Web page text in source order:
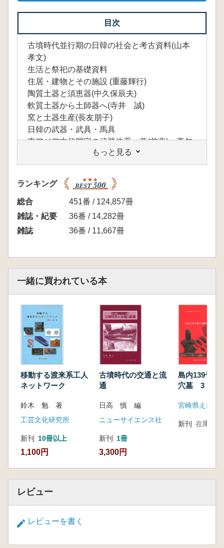
目次
古墳時代並行期の日韓の社会と考古資料(山本
孝文)
生活と祭祀の基礎資料
住居・建物とその施設 (重藤輝行)
陶質土器と須恵器(中久保辰夫)
軟質土器から土師器へ(寺井 誠)
窯と土器生産(長友朋子)
日韓の武器・武具・馬具
東アジア古代国家の武器体系―燕(前燕)・高句
麗・百済・新羅・加耶・倭の武器体系―(禹炳
喆)
装飾付環頭大刀(金宇大)
甲冑(橋本達也)
馬具と馬(諫早直人)
支配者の象徴的器物と身体装飾
鏡(辻田淳一郎)
古墳と葬送祭祀
横穴式石室の導入(山本孝文)
葬送儀礼―飲食物供献儀礼を中心に―(松永悦
枝)
韓半島の中の倭系文物
倭系古墳(高田貫太)
円筒埴輪と形象埴輪(廣瀬 覚)
韓半島南部の土師器系土器(趙晟元)
縄文時代後期の四角く並べられた焼人骨―新潟
県阿賀野市土橋遺跡―(古澤妥史・村上章久・
リレー連載・考古学の旬 第25回
常陸古墳文化研究の最前線(佐々木憲一)
リレー連載・私の考古学史 第16回
遺跡を介して人と交流した60年(小笠原好彦)
もっと見る
ランキング
総合
451番 / 124,857冊
雑誌・紀要
36番 / 14,282冊
雑誌
36番 / 11,667冊
一緒に買われている本
移動する渡来系工人
ネットワーク
鈴木 勉 著
工芸文化研究所
新刊 10冊以上
1,100円
古墳時代の交通と流
通
日高 慎 編
ニューサイエンス社
新刊 1冊
3,300円
島内139号地
穴墓 3
新刊 在庫なし
レビュー
レビューを書く